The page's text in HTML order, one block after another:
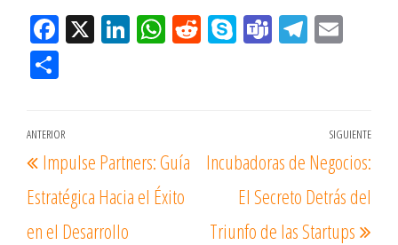
Fac
eb
X Lin
ke
W
ha
Re
ddi
Sk
yp
Te
am
Tel
eg
pa
rtir
Navegación
de
entradas
Entrada
anterior
ANTERIOR
Impulse Partners: Guía
Estratégica Hacia el Éxito
en el Desarrollo
SIGUIENTE
Incubadoras de Negocios:
El Secreto Detrás del
Triunfo de las Startups